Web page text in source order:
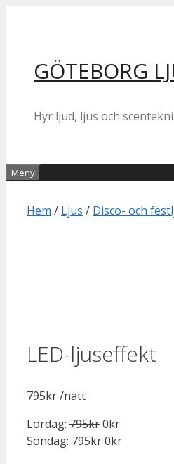
GÖTEBORG
Hyr ljud, ljus och
Meny
Hem / Ljus / Disco- och
LED-ljuseffekt
795kr/natt
Lördag: 795kr0kr
Söndag: 795kr0kr